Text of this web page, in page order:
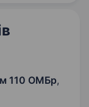
110 ОМБр,